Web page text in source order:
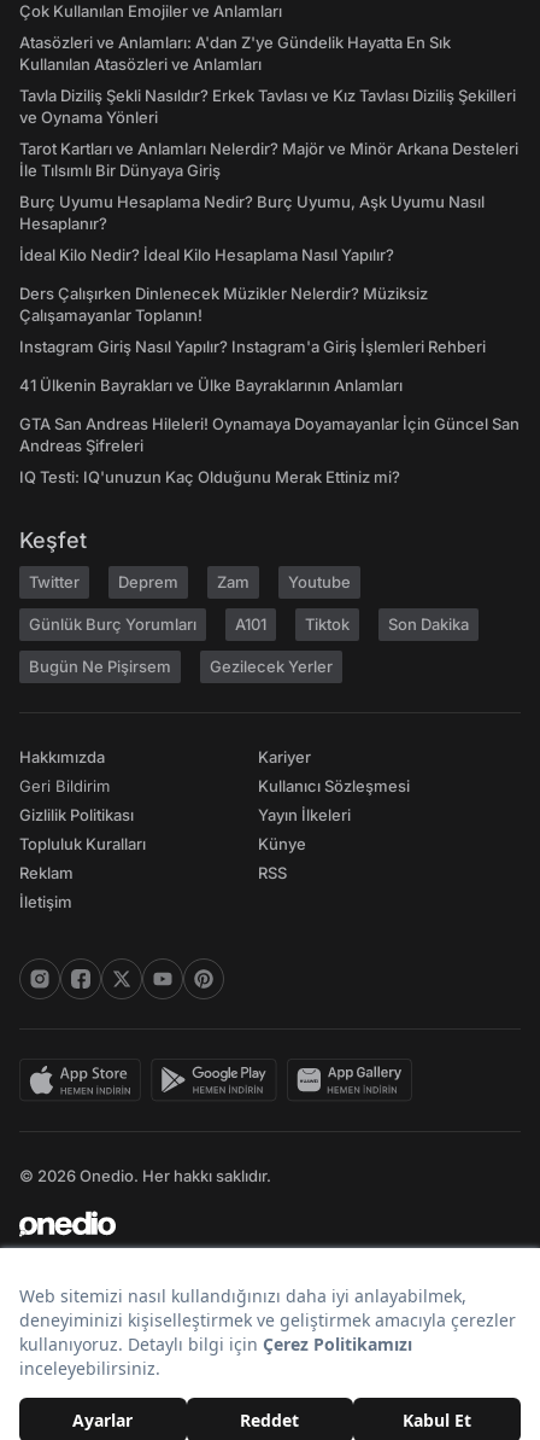
Çok Kullanılan Emojiler ve Anlamları
Atasözleri ve Anlamları: A'dan Z'ye Gündelik Hayatta En Sık
Kullanılan Atasözleri ve Anlamları
Tavla Diziliş Şekli Nasıldır? Erkek Tavlası ve Kız Tavlası Diziliş Şekilleri
ve Oynama Yönleri
Tarot Kartları ve Anlamları Nelerdir? Majör ve Minör Arkana Desteleri
İle Tılsımlı Bir Dünyaya Giriş
Burç Uyumu Hesaplama Nedir? Burç Uyumu, Aşk Uyumu Nasıl
Hesaplanır?
İdeal Kilo Nedir? İdeal Kilo Hesaplama Nasıl Yapılır?
Ders Çalışırken Dinlenecek Müzikler Nelerdir? Müziksiz
Çalışamayanlar Toplanın!
Instagram Giriş Nasıl Yapılır? Instagram'a Giriş İşlemleri Rehberi
41 Ülkenin Bayrakları ve Ülke Bayraklarının Anlamları
GTA San Andreas Hileleri! Oynamaya Doyamayanlar İçin Güncel San
Andreas Şifreleri
IQ Testi: IQ'unuzun Kaç Olduğunu Merak Ettiniz mi?
Keşfet
Twitter Deprem Zam Youtube
Günlük Burç Yorumları A101 Tiktok Son Dakika
Bugün Ne Pişirsem Gezilecek Yerler
Hakkımızda
Geri Bildirim
Gizlilik Politikası
Topluluk Kuralları
Reklam
İletişim
Kariyer
Kullanıcı Sözleşmesi
Yayın İlkeleri
Künye
RSS
© 2026 Onedio. Her hakkı saklıdır.
Bir markasıdır.